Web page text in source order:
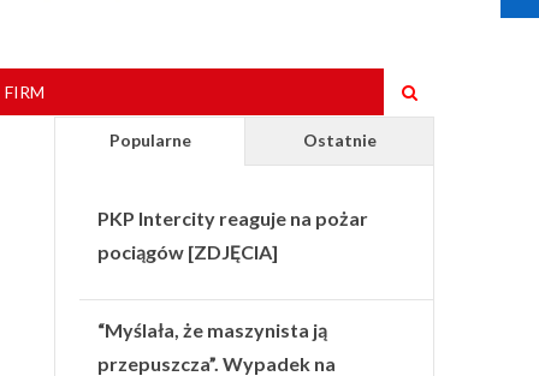
Popularne Ostatnie
PKP Intercity reaguje na pożar
pociągów [ZDJĘCIA]
“Myślała, że maszynista ją
przepuszcza”. Wypadek na